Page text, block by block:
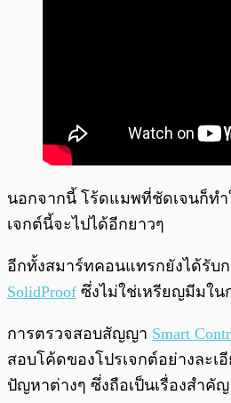
นอกจากนี้ โร้ดแมพที่ชัดเจนก็ทำ
เจกต์นี้จะไปได้อีกยาวๆ
อีกทั้งสมาร์ทคอนแทรกยังได้รับ
SolidProof ซึ่งไม่ใช่เหรียญมีมใ
การตรวจสอบสัญญา Smart
สอบโค้ดของโปรเจกต์อย่างละเ
ปัญหาต่างๆ ซึ่งถือเป็นเรื่องสำคั